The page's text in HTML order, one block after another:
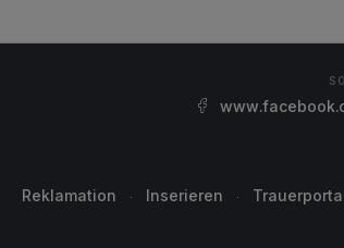
Reklamation Inserieren